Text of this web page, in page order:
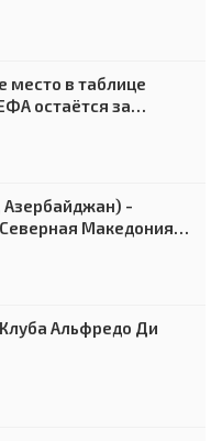
место в таблице
остаётся за
Азербайджан) -
Македония) -
Альфредо Ди